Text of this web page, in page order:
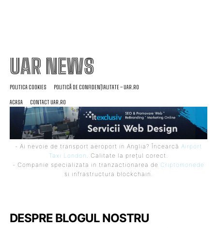
UAR NEWS
POLITICA COOKIES POLITICĂ DE CONFIDENȚIALITATE – UAR.RO
ACASA CONTACT UAR.RO
- Ai nevoie de transport aeroport in Anglia? Încearcă Airport
Taxi London . Calitate la prețul corect.
- Companie specializata in tranzactionarea de Criptomonede
si infrastructura blockchain.
DESPRE BLOGUL NOSTRU